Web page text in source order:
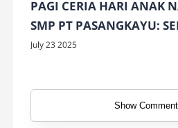
PAGI CERIA HARI ANAK
SMP PT PASANGKAYU:
DAN CINTA TANAH AIR
July 23 2025
Show